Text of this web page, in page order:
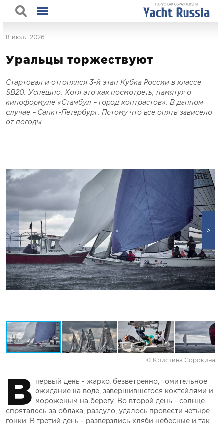
8 июля 2026
Уральцы торжествуют
Стартовал и отгонялся 3-й этап Кубка России в классе
SB20. Успешно. Хотя это как посмотреть, памятуя о
киноформуле «Стамбул – город контрастов». В данном
случае – Санкт-Петербург. Потому что все опять зависело
от погоды
© Кристина Сорокина
В первый день - жарко, безветренно, томительное
ожидание на воде, завершившегося коктейлями и
мороженым на берегу. Во второй день - солнце
спряталось за облака, раздуло, удалось провести четыре
гонки. В третий день - разверзлись хляби небесные и так